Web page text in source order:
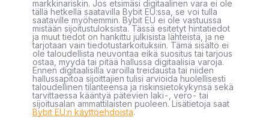
markkinariskin. Jos etsimäsi digitaalinen vara ei ole
tällä hetkellä saatavilla Bybit EU:ssa, se voi tulla
saataville myöhemmin. Bybit EU ei ole vastuussa
mistään sijoitustuloksista. Tässä esitetyt hintatiedot
ja muut tiedot on hankittu julkisista lähteistä, ja ne
tarjotaan vain tiedotustarkoituksiin. Tämä sisältö ei
ole taloudellista neuvontaa eikä suositus tai tarjous
ostaa, myydä tai pitää hallussa digitaalisia varoja.
Ennen digitaalisilla varoilla treidausta tai niiden
hallussapitoa sijoittajien tulisi arvioida huolellisesti
taloudellinen tilanteensa ja riskinsietokykynsä sekä
tarvittaessa kääntyä pätevien laki-, vero- tai
sijoitusalan ammattilaisten puoleen. Lisätietoja saat
Bybit EU:n käyttöehdoista.